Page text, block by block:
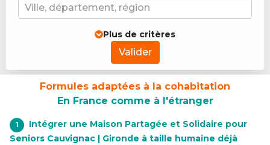
Ville, département, région
Plus de critères
Valider
Formules adaptées à la cohabitation
En France comme à l'étranger
1
Intégrer une Maison Partagée et Solidaire pour
Seniors Cauvignac | Gironde à taille humaine déjà